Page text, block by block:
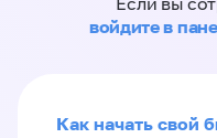
войдите в
Как начать свой